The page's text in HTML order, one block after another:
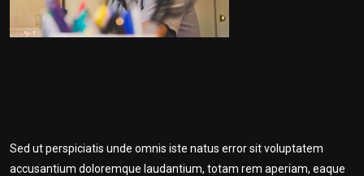
Sed ut perspiciatis unde omnis iste natus error sit voluptatem
accusantium doloremque laudantium, totam rem aperiam, eaque